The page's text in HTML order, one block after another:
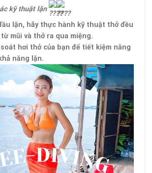
kỹ thuật lặn
lặn, hãy thực hành kỹ thuật thở đều
mũi và thở ra qua miệng.
soát hơi thở của bạn để tiết kiệm năng
năng lặn.